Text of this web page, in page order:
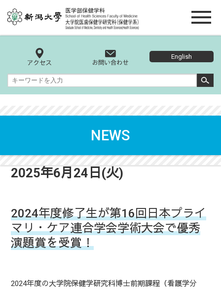
English
NEWS
2025年6月24日(火)
2024年度修了生が第16回日本プライ
マリ・ケア連合学会学術大会で優秀
演題賞を受賞！
2024年度の大学院保健学研究科博士前期課程（看護学分